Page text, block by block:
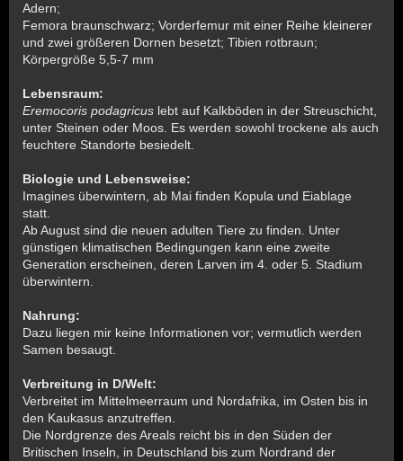
Adern;
Femora braunschwarz; Vorderfemur mit einer Reihe kleinerer
und zwei größeren Dornen besetzt; Tibien rotbraun;
Körpergröße 5,5-7 mm
Lebensraum:
Eremocoris podagricus lebt auf Kalkböden in der Streuschicht,
unter Steinen oder Moos. Es werden sowohl trockene als auch
feuchtere Standorte besiedelt.
Biologie und Lebensweise:
Imagines überwintern, ab Mai finden Kopula und Eiablage
statt.
Ab August sind die neuen adulten Tiere zu finden. Unter
günstigen klimatischen Bedingungen kann eine zweite
Generation erscheinen, deren Larven im 4. oder 5. Stadium
überwintern.
Nahrung:
Dazu liegen mir keine Informationen vor; vermutlich werden
Samen besaugt.
Verbreitung in D/Welt:
Verbreitet im Mittelmeerraum und Nordafrika, im Osten bis in
den Kaukasus anzutreffen.
Die Nordgrenze des Areals reicht bis in den Süden der
Britischen Inseln, in Deutschland bis zum Nordrand der